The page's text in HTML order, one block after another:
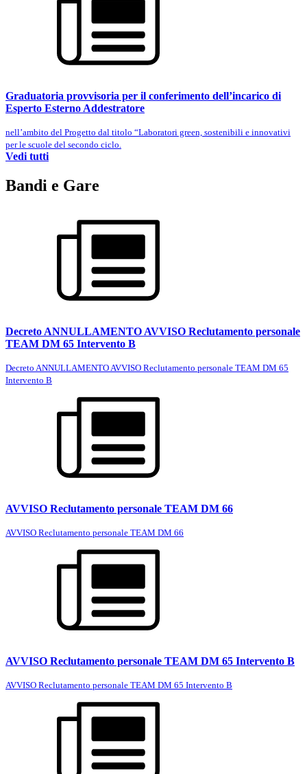
Graduatoria provvisoria per il conferimento dell’incarico di
Esperto Esterno Addestratore
nell’ambito del Progetto dal titolo “Laboratori green, sostenibili e innovativi
per le scuole del secondo ciclo.
Vedi tutti
Bandi e Gare
Decreto ANNULLAMENTO AVVISO Reclutamento personale
TEAM DM 65 Intervento B
Decreto ANNULLAMENTO AVVISO Reclutamento personale TEAM DM 65
Intervento B
AVVISO Reclutamento personale TEAM DM 66
AVVISO Reclutamento personale TEAM DM 66
AVVISO Reclutamento personale TEAM DM 65 Intervento B
AVVISO Reclutamento personale TEAM DM 65 Intervento B